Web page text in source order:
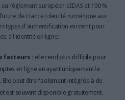
règlement européen eIDAS et 100 %
de France Identité numérique aux
types d'authentification existent pour
à l'identité en ligne:
facteurs : elle rend plus difficile pour
en ligne en ayant uniquement le
peut être facilement intégrée à de
est souvent disponible gratuitement.